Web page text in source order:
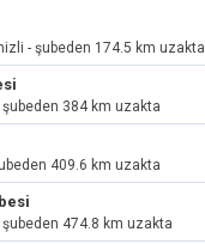
- şubeden 174.5 km uzakta
384 km uzakta
409.6 km uzakta
şubeden 474.8 km uzakta